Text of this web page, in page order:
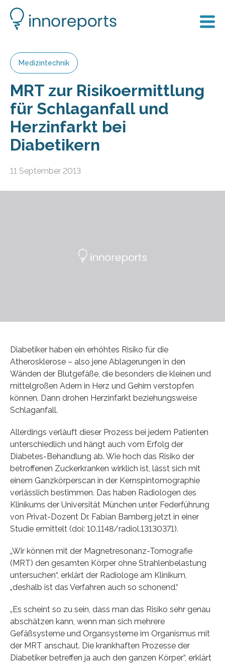
Medizintechnik
MRT zur Risikoermittlung
für Schlaganfall und
Herzinfarkt bei
Diabetikern
11 September 2013
Diabetiker haben ein erhöhtes Risiko für die
Atherosklerose – also jene Ablagerungen in den
Wänden der Blutgefäße, die besonders die kleinen und
mittelgroßen Adern in Herz und Gehirn verstopfen
können. Dann drohen Herzinfarkt beziehungsweise
Schlaganfall.
Allerdings verläuft dieser Prozess bei jedem Patienten
unterschiedlich und hängt auch vom Erfolg der
Diabetes-Behandlung ab. Wie hoch das Risiko der
betroffenen Zuckerkranken wirklich ist, lässt sich mit
einem Ganzkörperscan in der Kernspintomographie
verlässlich bestimmen. Das haben Radiologen des
Klinikums der Universität München unter Federführung
von Privat-Dozent Dr. Fabian Bamberg jetzt in einer
Studie ermittelt (doi: 10.1148/radiol.13130371).
„Wir können mit der Magnetresonanz-Tomografie
(MRT) den gesamten Körper ohne Strahlenbelastung
untersuchen“, erklärt der Radiologe am Klinikum,
„deshalb ist das Verfahren auch so schonend.“
„Es scheint so zu sein, dass man das Risiko sehr genau
abschätzen kann, wenn man sich mehrere
Gefäßsysteme und Organsysteme im Organismus mit
der MRT anschaut. Die krankhaften Prozesse der
Diabetiker betreffen ja auch den ganzen Körper“, erklärt